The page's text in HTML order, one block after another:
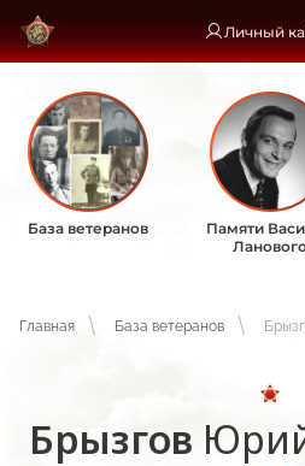
Личный
База ветеранов
Памяти
Главная База ветеранов
Брызгов